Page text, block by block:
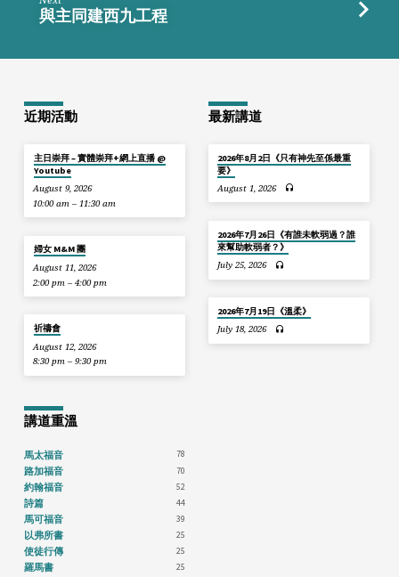
與主同建西九工程
近期活動
主日崇拜 – 實體崇拜+網上直播 @
Youtube
August 9, 2026
10:00 am – 11:30 am
婦女 M&M 團
August 11, 2026
2:00 pm – 4:00 pm
祈禱會
August 12, 2026
8:30 pm – 9:30 pm
最新講道
2026年8月2日《只有神先至係最重
要》
August 1, 2026
2026年7月26日《有誰未軟弱過？誰
來幫助軟弱者？》
July 25, 2026
2026年7月19日《溫柔》
July 18, 2026
講道重溫
馬太福音 78
路加福音 70
約翰福音 52
詩篇 44
馬可福音 39
以弗所書 25
使徒行傳 25
羅馬書 25